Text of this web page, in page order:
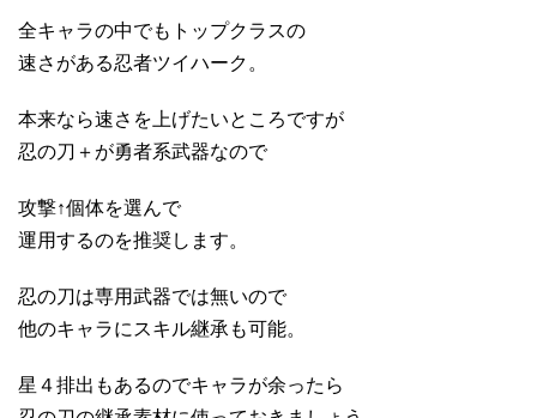
全キャラの中でもトップクラスの
速さがある忍者ツイハーク。
本来なら速さを上げたいところですが
忍の刀＋が勇者系武器なので
攻撃↑個体を選んで
運用するのを推奨します。
忍の刀は専用武器では無いので
他のキャラにスキル継承も可能。
星４排出もあるのでキャラが余ったら